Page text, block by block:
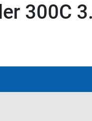
300C